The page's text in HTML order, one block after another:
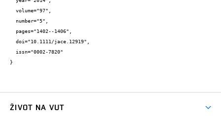
}
ŽIVOT NA VUT